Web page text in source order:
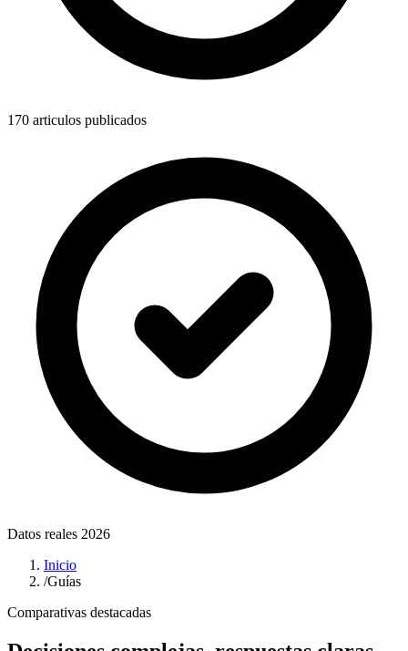
170 articulos publicados
Datos reales 2026
Inicio
/Guías
Comparativas destacadas